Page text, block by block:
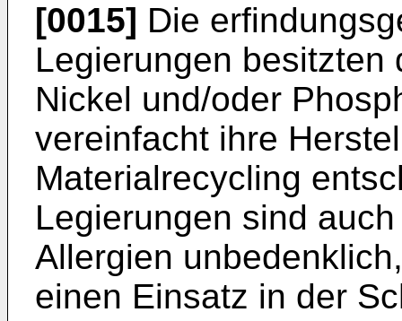
[0015] Die
Legierungen besitzten
Nickel und/oder
vereinfacht ihre
Materialrecycling
Legierungen sind
Allergien
einen Einsatz in der